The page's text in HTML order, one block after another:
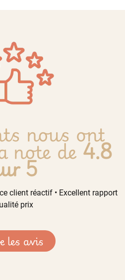
nous ont
note de4.8
5
client réactif • Excellent rapport
prix
les avis